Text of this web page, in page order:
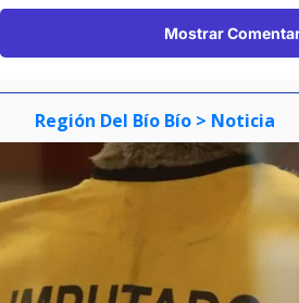
Mostrar
Región Del Bío Bío > Noticia